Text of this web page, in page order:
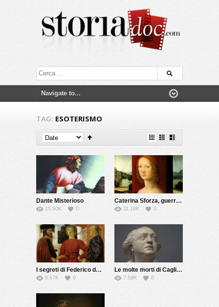
TAG: ESOTERISMO
Dante Misterioso
15.50K 0
Caterina Sforza, guerriera e alchimista
11.18K 0
I segreti di Federico da Montefeltro
8.67K 0
Le molte morti di Cagliostro
7.58K 0